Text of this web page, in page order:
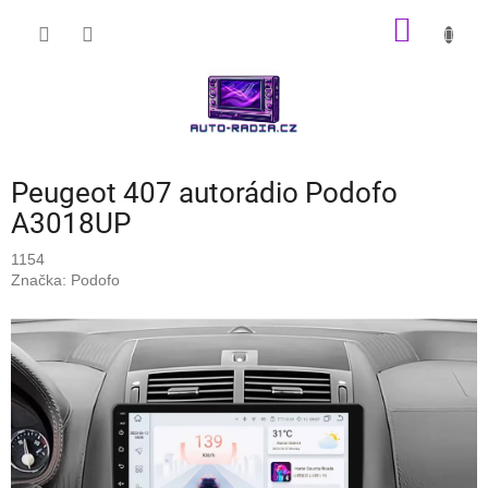
Peugeot 407 autorádio Podofo
A3018UP
1154
Značka: Podofo